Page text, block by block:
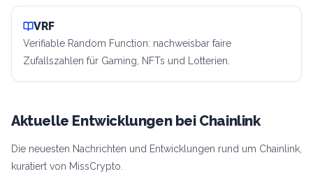
VRF
Verifiable Random Function: nachweisbar faire
Zufallszahlen für Gaming, NFTs und Lotterien.
Aktuelle Entwicklungen bei Chainlink
Die neuesten Nachrichten und Entwicklungen rund um Chainlink,
kuratiert von MissCrypto.